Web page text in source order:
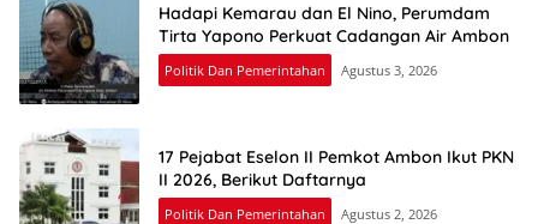
Hadapi Kemarau dan El Nino, Perumdam
Tirta Yapono Perkuat Cadangan Air Ambon
Politik Dan Pemerintahan Agustus 3, 2026
17 Pejabat Eselon II Pemkot Ambon Ikut PKN
II 2026, Berikut Daftarnya
Politik Dan Pemerintahan Agustus 2, 2026